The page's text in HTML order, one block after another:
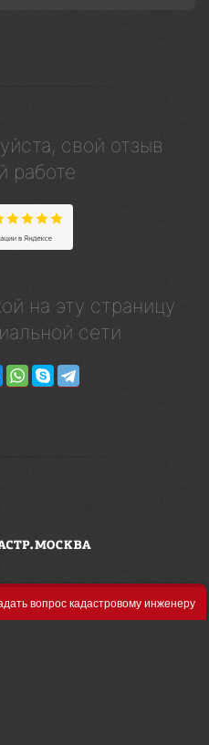
свой отзыв
работе
на эту страницу
сети
ти
ООО «Геодезия и кадастр»
вопрос кадастровому инженеру